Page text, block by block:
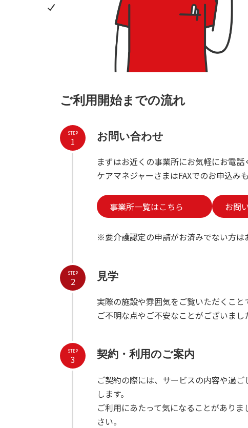
ご利用開始までの流れ
お問い合わせ
まずはお近くの事業所にお気軽にお電話
ケアマネジャーさまはFAXでのお申込みも
事業所一覧はこちら お問
※要介護認定の申請がお済みでない方は
STEP
1
見学
実際の施設や雰囲気をご覧いただくこと
ご不明な点やご不安なことがございま
STEP
2
契約・利用のご案内
ご契約の際には、サービスの内容や過
します。
ご利用にあたって気になることがあり
さい。
STEP
3